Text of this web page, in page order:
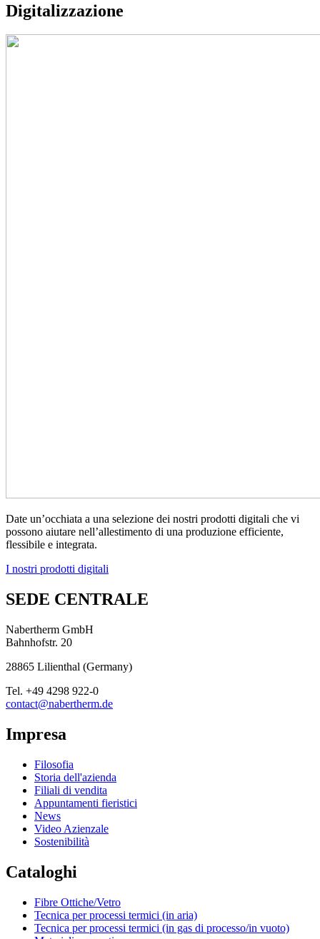
Digitalizzazione
Date un’occhiata a una selezione dei nostri prodotti digitali che vi
possono aiutare nell’allestimento di una produzione efficiente,
flessibile e integrata.
I nostri prodotti digitali
SEDE CENTRALE
Nabertherm GmbH
Bahnhofstr. 20
28865 Lilienthal (Germany)
Tel. +49 4298 922-0
contact@nabertherm.de
Impresa
Filosofia
Storia dell'azienda
Filiali di vendita
Appuntamenti fieristici
News
Video Azienzale
Sostenibilità
Cataloghi
Fibre Ottiche/Vetro
Tecnica per processi termici (in aria)
Tecnica per processi termici (in gas di processo/in vuoto)